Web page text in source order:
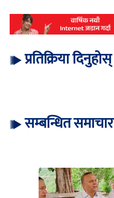
प्रतिक्रिया दिनुहोस्
सम्बन्धित समाचार